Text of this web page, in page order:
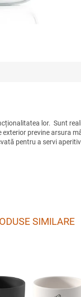
lor. Sunt
previne arsura
pentru a servi
SIMILARE